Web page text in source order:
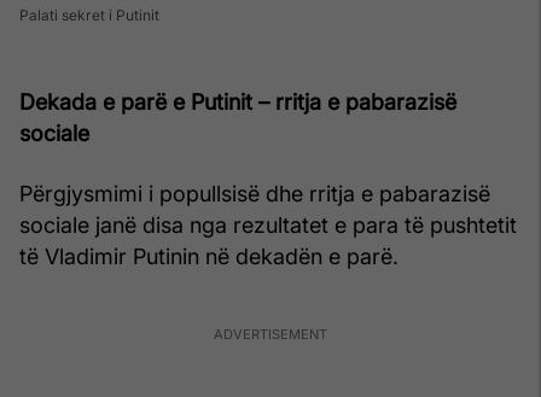
Palati sekret i Putinit
Dekada e parë e Putinit – rritja e pabarazisë
sociale
Përgjysmimi i popullsisë dhe rritja e pabarazisë
sociale janë disa nga rezultatet e para të pushtetit
të Vladimir Putinin në dekadën e parë.